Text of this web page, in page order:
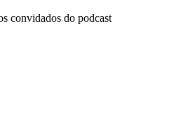
convidados do podcast